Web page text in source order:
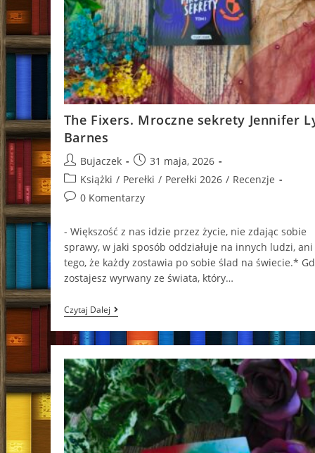
The Fixers. Mroczne sekrety Jennifer
Barnes
Post
author:
Bujaczek
Post
published:
31 maja, 2026
Post
category:
Książki / Perełki / Perełki 2026 / Recenzje
Post0 Komentarzy
- Większość z nas idzie przez życie, nie zdając sobie
sprawy, w jaki sposób oddziałuje na innych ludzi, ani
tego, że każdy zostawia po sobie ślad na świecie.*
zostajesz wyrwany ze świata, który…
Czytaj DalejThe
Fixers.
Mroczne
Sekrety
Lynn
Barnes